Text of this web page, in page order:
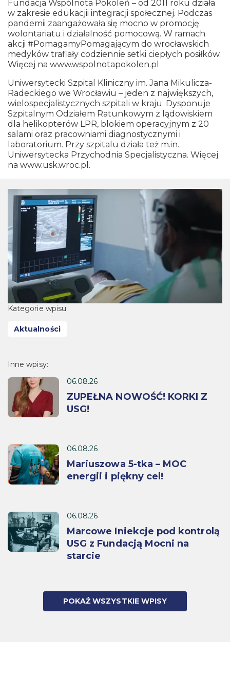
Fundacja Wspólnota Pokoleń – od 2011 roku działa
w zakresie edukacjii integracji społecznej. Podczas
pandemii zaangażowała się mocno w promocję
wolontariatu i działalność pomocową. W ramach
akcji #PomagamyPomagającym do wrocławskich
medyków trafiały codziennie setki ciepłych posiłków.
Więcej na www.wspolnotapokolen.pl
Uniwersytecki Szpital Kliniczny im. Jana Mikulicza-
Radeckiego we Wrocławiu – jeden z największych,
wielospecjalistycznych szpitali w kraju. Dysponuje
Szpitalnym Odziałem Ratunkowym z lądowiskiem
dla helikopterów LPR, blokiem operacyjnym z 20
salami oraz pracowniami diagnostycznymi i
laboratorium. Przy szpitalu działa też m.in.
Uniwersytecka Przychodnia Specjalistyczna. Więcej
na www.usk.wroc.pl.
Kategorie wpisu:
Aktualności
Inne wpisy:
06.08.26
ZUPEŁNA NOWOŚĆ! KORKI Z
USG!
06.08.26
Mariuszowa 5-tka – MOC
energii i piękny cel!
06.08.26
Marcowe Iniekcje pod kontrolą
USG z Fundacją Mocni na
starcie
POKAŻ WSZYSTKIE WPISY